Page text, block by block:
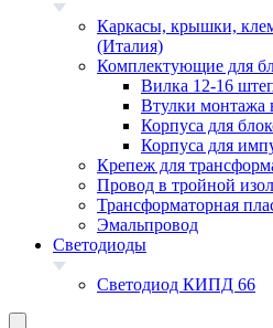
Каркасы, крышки,
(Италия)
Комплектующие для
Вилка 12-16
Втулки монтажа
Корпуса для
Корпуса для
Крепеж для
Провод в тройной
Трансформаторная
Эмальпровод
Светодиоды
Светодиод КИПД 66